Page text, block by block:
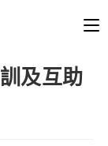
及互助